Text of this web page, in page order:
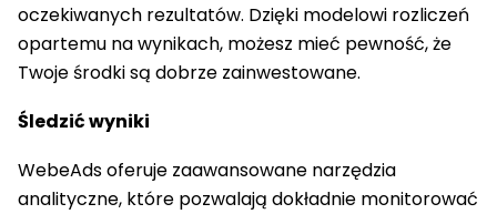
oczekiwanych rezultatów. Dzięki modelowi rozliczeń
opartemu na wynikach, możesz mieć pewność, że
Twoje środki są dobrze zainwestowane.
Śledzić wyniki
WebeAds oferuje zaawansowane narzędzia
analityczne, które pozwalają dokładnie monitorować